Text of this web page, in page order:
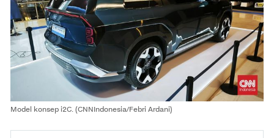
Model konsep i2C. (CNNIndonesia/Febri Ardani)